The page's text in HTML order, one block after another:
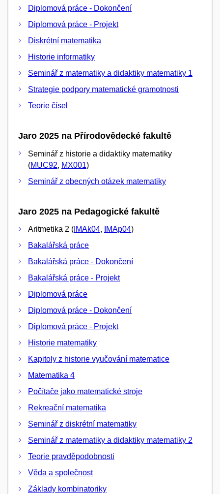
Diplomová práce - Dokončení
Diplomová práce - Projekt
Diskrétní matematika
Historie informatiky
Seminář z matematiky a didaktiky matematiky 1
Strategie podpory matematické gramotnosti
Teorie čísel
Jaro 2025 na Přírodovědecké fakultě
Seminář z historie a didaktiky matematiky
(MUC92, MX001)
Seminář z obecných otázek matematiky
Jaro 2025 na Pedagogické fakultě
Aritmetika 2 ( IMAk04, IMAp04)
Bakalářská práce
Bakalářská práce - Dokončení
Bakalářská práce - Projekt
Diplomová práce
Diplomová práce - Dokončení
Diplomová práce - Projekt
Historie matematiky
Kapitoly z historie vyučování matematice
Matematika 4
Počítače jako matematické stroje
Rekreační matematika
Seminář z diskrétní matematiky
Seminář z matematiky a didaktiky matematiky 2
Teorie pravděpodobnosti
Věda a společnost
Základy kombinatoriky